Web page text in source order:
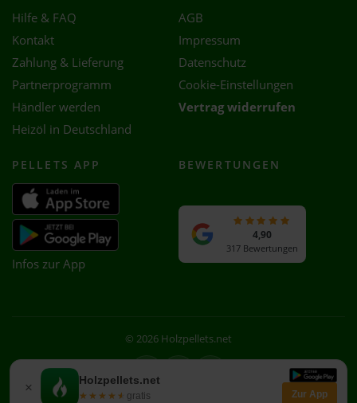
× Holzpellets.net
★★★★★
★★★★★ gratis Zur App
Hilfe & FAQ
Kontakt
Zahlung & Lieferung
Partnerprogramm
Händler werden
Heizöl in Deutschland
AGB
Impressum
Datenschutz
Cookie-Einstellungen
Vertrag widerrufen
PELLETS APP
Infos zur App
BEWERTUNGEN
4,90
317 Bewertungen
© 2026 Holzpellets.net
Facebook